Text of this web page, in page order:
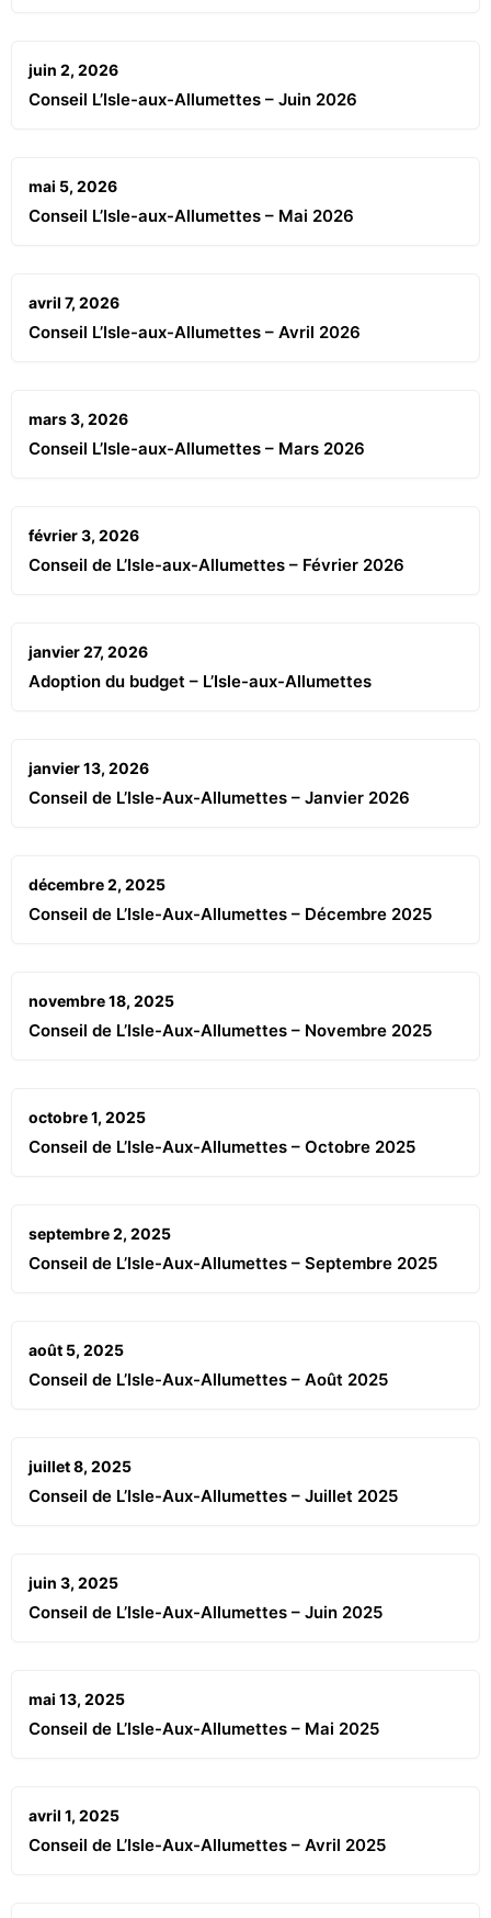
juin 2, 2026
Conseil L’Isle-aux-Allumettes – Juin 2026
mai 5, 2026
Conseil L’Isle-aux-Allumettes – Mai 2026
avril 7, 2026
Conseil L’Isle-aux-Allumettes – Avril 2026
mars 3, 2026
Conseil L’Isle-aux-Allumettes – Mars 2026
février 3, 2026
Conseil de L’Isle-aux-Allumettes – Février 2026
janvier 27, 2026
Adoption du budget – L’Isle-aux-Allumettes
janvier 13, 2026
Conseil de L’Isle-Aux-Allumettes – Janvier 2026
décembre 2, 2025
Conseil de L’Isle-Aux-Allumettes – Décembre 2025
novembre 18, 2025
Conseil de L’Isle-Aux-Allumettes – Novembre 2025
octobre 1, 2025
Conseil de L’Isle-Aux-Allumettes – Octobre 2025
septembre 2, 2025
Conseil de L’Isle-Aux-Allumettes – Septembre 2025
août 5, 2025
Conseil de L’Isle-Aux-Allumettes – Août 2025
juillet 8, 2025
Conseil de L’Isle-Aux-Allumettes – Juillet 2025
juin 3, 2025
Conseil de L’Isle-Aux-Allumettes – Juin 2025
mai 13, 2025
Conseil de L’Isle-Aux-Allumettes – Mai 2025
avril 1, 2025
Conseil de L’Isle-Aux-Allumettes – Avril 2025